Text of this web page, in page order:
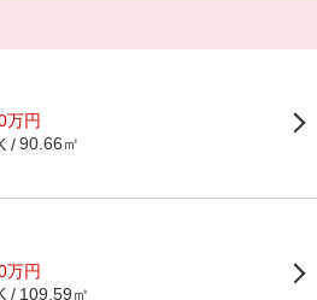
万円
90.66㎡
万円
109.59㎡